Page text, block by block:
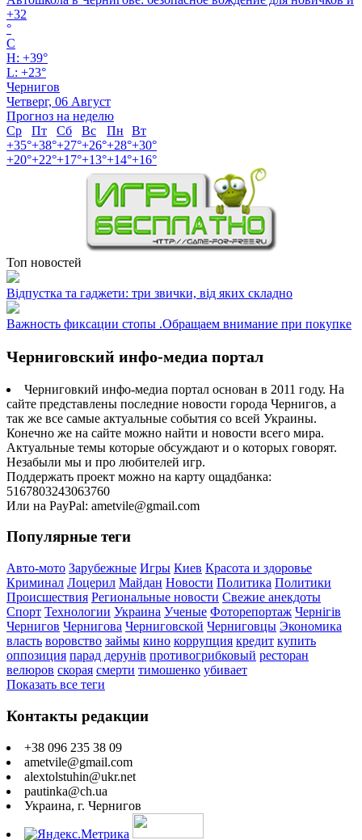
+32
°
C
H: +39°
L: +23°
Чернигов
Четверг, 06 Август
Прогноз на неделю
Ср
Пт Сб Вс Пн
Вт
+35°+38°+27°+26°+28°+30°
+20°+22°+17°+13°+14°+16°
Топ новостей
Відпустка та гаджети: три звички, від яких складно
Важность фиксации стопы .Обращаем внимание при покупке
Черниговский инфо-медиа портал
Черниговкий инфо-медиа портал основан в 2011 году. На
сайте представлены последние новости города Чернигов, а
так же все самые актуальные события со всей Украины.
Конечно же на сайте можно найти и новости всего мира.
Актуальные темы которые обсуждают и о которых говорят.
Незабыли мы и про любителей игр.
Поддержать проект можно на карту ощадбанка:
5167803243063760
Или на PayPal: ametvile@gmail.com
Популярные теги
Авто-мото Зарубежные Игры Киев Красота и здоровье
Криминал Лоцерил Майдан Новости Политика Политики
Происшествия Региональные новости Свежие анекдоты
Спорт Технологии Украина Ученые Фоторепортаж Чернігів
Чернигов Чернигова Черниговской Черниговцы Экономика
власть воровство займы кино коррупция кредит купить
оппозиция парад дерунів противогрибковый ресторан
велюров скорая смерти тимошенко убивает
Показать все теги
Контакты редакции
+38 096 235 38 09
ametvile@gmail.com
alextolstuhin@ukr.net
pautinka@ch.ua
Украина, г. Чернигов